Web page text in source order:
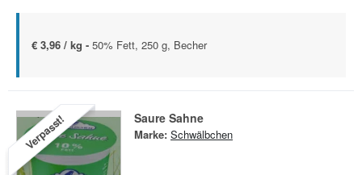
€ 3,96 / kg - 50% Fett, 250 g, Becher
Verpasst! Saure Sahne
Marke: Schwälbchen